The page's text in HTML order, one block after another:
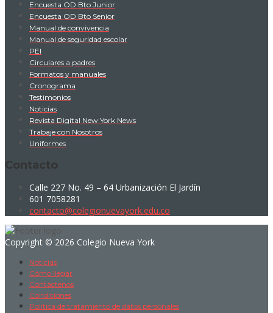
Encuesta OD Bto Junior
Encuesta OD Bto Senior
Manual de convivencia
Manual de seguridad escolar
PEI
Circulares a padres
Formatos y manuales
Cronograma
Testimonios
Noticias
Revista Digital New York News
Trabaje con Nosotros
Uniformes
Contacto
Calle 227 No. 49 – 64 Urbanización El Jardín
601 7058281
contacto@colegionuevayork.edu.co
Copyright © 2026 Colegio Nueva York
Noticias
Cómo llegar
Contáctenos
Condiciones
Política de tratamiento de datos personales